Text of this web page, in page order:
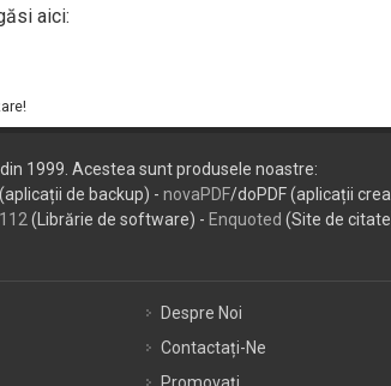
aici:
1999. Acestea sunt produsele noastre:
(aplicații de backup) - novaPDF/doPDF (aplicații
(Librărie de software) - Enquoted (Site de
Despre Noi
Contactați-Ne